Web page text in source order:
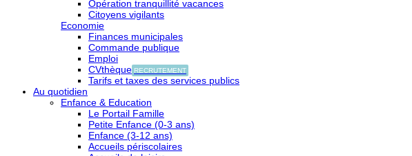
Opération tranquillité vacances
Citoyens vigilants
Economie
Finances municipales
Commande publique
Emploi
CVthèque RECRUTEMENT
Tarifs et taxes des services publics
Au quotidien
Enfance & Education
Le Portail Famille
Petite Enfance (0-3 ans)
Enfance (3-12 ans)
Accueils périscolaires